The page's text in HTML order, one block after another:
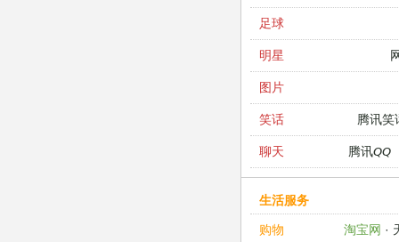
足球
明星
图片
笑话 腾讯笑
聊天 腾讯QQ
生活服务
购物
淘宝网 ·